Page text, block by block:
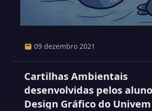
09 dezembro 2021
Cartilhas Ambientais
desenvolvidas pelos
Design Gráfico do